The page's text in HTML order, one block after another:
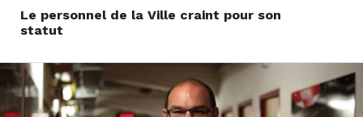
Le personnel de la Ville craint pour son
statut